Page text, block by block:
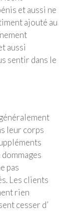
et aussi ne
ajouté au
aussi
sentir dans le
leur corps
pas
Les clients
rien
cesser d’